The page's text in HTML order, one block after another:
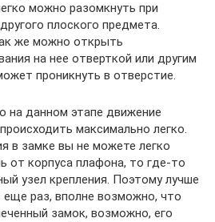
можно разомкнуть при
плоского предмета.
же можно открыть
на нее отверткой или другим
проникнуть в отверстие.
на данном этапе движение
максимально легко.
в замке вы не можете легко
от корпуса плафона, то где-то
узел крепления. Поэтому лучше
еще раз, вполне возможно, что
замок, возможно, его